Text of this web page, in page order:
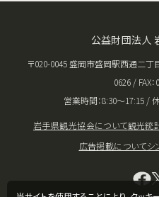
公益財団法人
〒020-0045 盛岡市盛岡駅西通二丁
0626 / FAX
営業時間：8:30〜17:15 /
岩手県観光協会について観光統
広告掲載についてシ